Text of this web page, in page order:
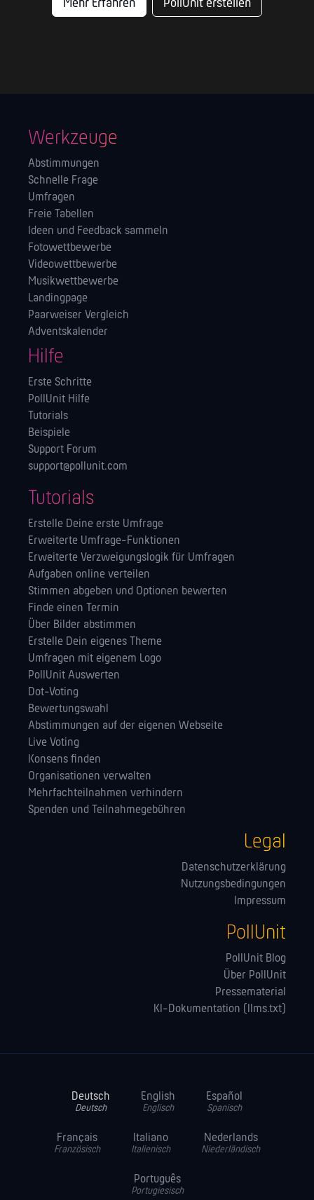
Mehr Erfahren PollUnit erstellen
Werkzeuge
Abstimmungen
Schnelle Frage
Umfragen
Freie Tabellen
Ideen und Feedback sammeln
Fotowettbewerbe
Videowettbewerbe
Musikwettbewerbe
Landingpage
Paarweiser Vergleich
Adventskalender
Hilfe
Erste Schritte
PollUnit Hilfe
Tutorials
Beispiele
Support Forum
support@pollunit.com
Tutorials
Erstelle Deine erste Umfrage
Erweiterte Umfrage-Funktionen
Erweiterte Verzweigungslogik für Umfragen
Aufgaben online verteilen
Stimmen abgeben und Optionen bewerten
Finde einen Termin
Über Bilder abstimmen
Erstelle Dein eigenes Theme
Umfragen mit eigenem Logo
PollUnit Auswerten
Dot-Voting
Bewertungswahl
Abstimmungen auf der eigenen Webseite
Live Voting
Konsens finden
Orga­nisationen verwalten
Mehrfachteilnahmen verhindern
Spenden und Teilnahmegebühren
Legal
Datenschutzerklärung
Nutzungsbedingungen
Impressum
PollUnit
PollUnit Blog
Über PollUnit
Pressematerial
KI-Dokumentation (llms.txt)
Deutsch
Deutsch
English
Englisch
Español
Spanisch
Français
Französisch
Italiano
Italienisch
Nederlands
Niederländisch
Português
Portugiesisch